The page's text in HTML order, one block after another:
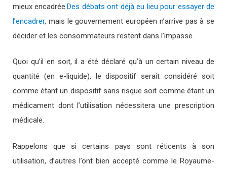
mieux encadrée.Des débats ont déjà eu lieu pour essayer de
l’encadrer, mais le gouvernement européen n’arrive pas à se
décider et les consommateurs restent dans l’impasse.
Quoi qu’il en soit, il a été déclaré qu’à un certain niveau de
quantité (en e-liquide), le dispositif serait considéré soit
comme étant un dispositif sans risque soit comme étant un
médicament dont l’utilisation nécessitera une prescription
médicale.
Rappelons que si certains pays sont réticents à son
utilisation, d’autres l’ont bien accepté comme le Royaume-